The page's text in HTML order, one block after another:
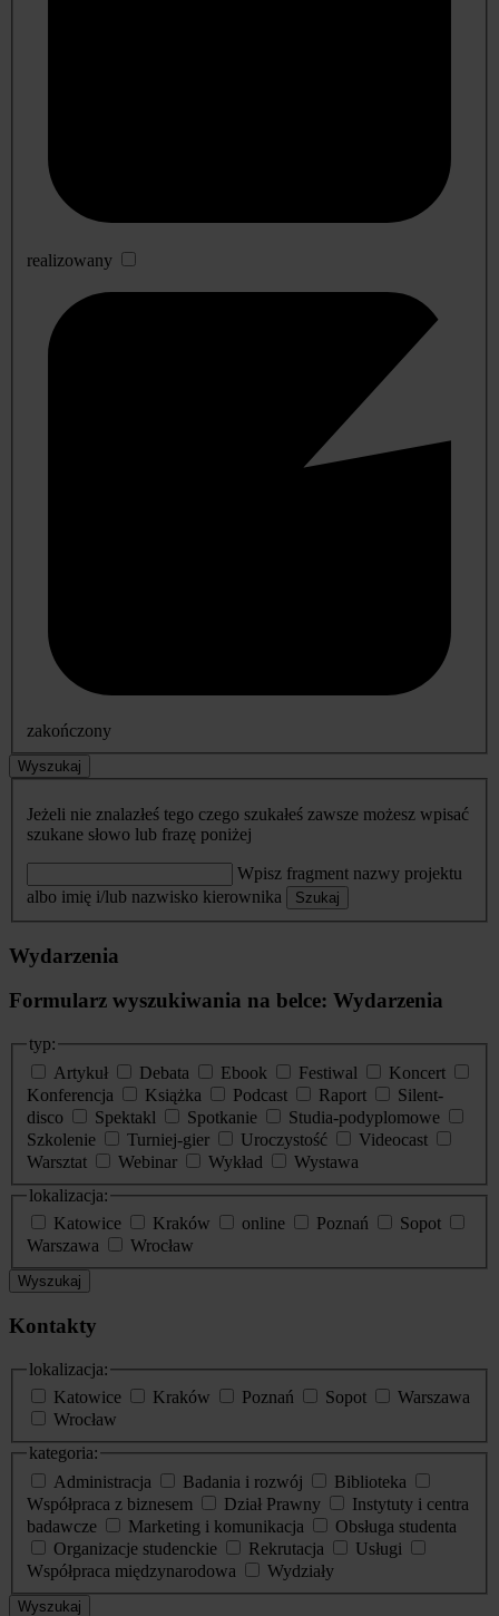
realizowany
zakończony
Wyszukaj
Jeżeli nie znalazłeś tego czego szukałeś zawsze możesz wpisać
szukane słowo lub frazę poniżej
Wpisz fragment nazwy projektu
albo imię i/lub nazwisko kierownika
Szukaj
Wydarzenia
Formularz wyszukiwania na belce: Wydarzenia
typ:
Artykuł
Debata Ebook Festiwal
Koncert
Konferencja
Książka Podcast Raport
Silent-
disco
Spektakl Spotkanie
Studia-podyplomowe
Szkolenie
Turniej-gier Uroczystość
Videocast
Warsztat
Webinar Wykład
Wystawa
lokalizacja:
Katowice
Kraków online Poznań
Sopot
Warszawa
Wrocław
Wyszukaj
Kontakty
lokalizacja:
Katowice
Kraków Poznań Sopot
Warszawa
Wrocław
kategoria:
Administracja
Badania i rozwój
Biblioteka
Współpraca z biznesem
Dział Prawny
Instytuty i centra
badawcze
Marketing i komunikacja
Obsługa studenta
Organizacje studenckie
Rekrutacja
Usługi
Współpraca międzynarodowa
Wydziały
Wyszukaj